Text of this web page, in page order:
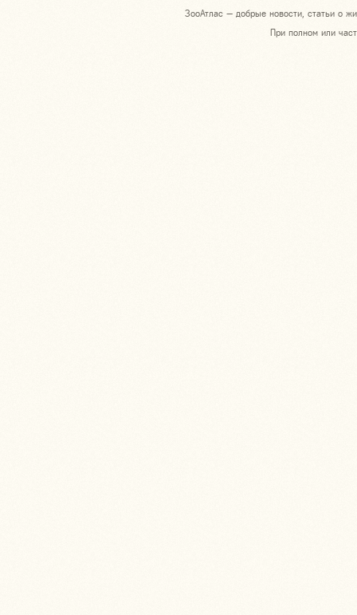
ЗооАтлас — добрые новости, статьи о
При полном или